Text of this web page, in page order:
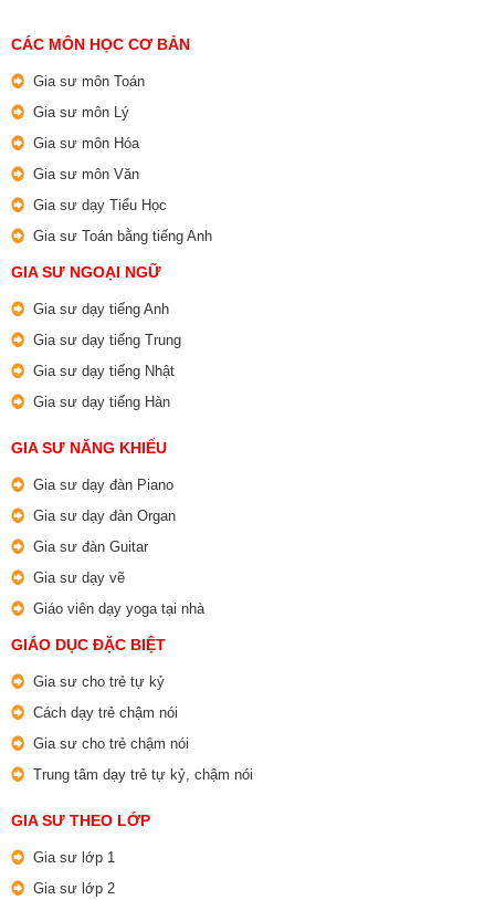
CÁC MÔN HỌC CƠ BẢN
Gia sư môn Toán
Gia sư môn Lý
Gia sư môn Hóa
Gia sư môn Văn
Gia sư dạy Tiểu Học
Gia sư Toán bằng tiếng Anh
GIA SƯ NGOẠI NGỮ
Gia sư dạy tiếng Anh
Gia sư dạy tiếng Trung
Gia sư dạy tiếng Nhật
Gia sư dạy tiếng Hàn
GIA SƯ NĂNG KHIẾU
Gia sư dạy đàn Piano
Gia sư dạy đàn Organ
Gia sư đàn Guitar
Gia sư dạy vẽ
Giáo viên dạy yoga tại nhà
GIÁO DỤC ĐẶC BIỆT
Gia sư cho trẻ tự kỷ
Cách dạy trẻ chậm nói
Gia sư cho trẻ chậm nói
Trung tâm dạy trẻ tự kỷ, chậm nói
GIA SƯ THEO LỚP
Gia sư lớp 1
Gia sư lớp 2